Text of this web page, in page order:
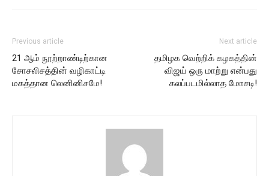
Previous article
21 ஆம் நூற்றாண்டிற்கான
சோசலிசத்தின் வழிகாட்டி
மகத்தான லெனினிசமே!
Next article
தமிழக வெற்றிக் கழகத்தின்
விஜய் ஒரு மாற்று என்பது
கலப்படமில்லாத மோசடி!